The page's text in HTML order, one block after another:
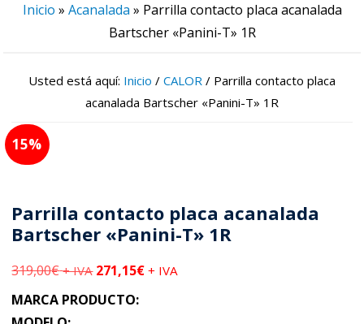
Inicio » Acanalada » Parrilla contacto placa acanalada
Bartscher «Panini-T» 1R
Usted está aquí: Inicio / CALOR / Parrilla contacto placa
acanalada Bartscher «Panini-T» 1R
15
Parrilla contacto placa acanalada
Bartscher «Panini-T» 1R
319,00€ + IVA 271,15€ + IVA
MARCA PRODUCTO: